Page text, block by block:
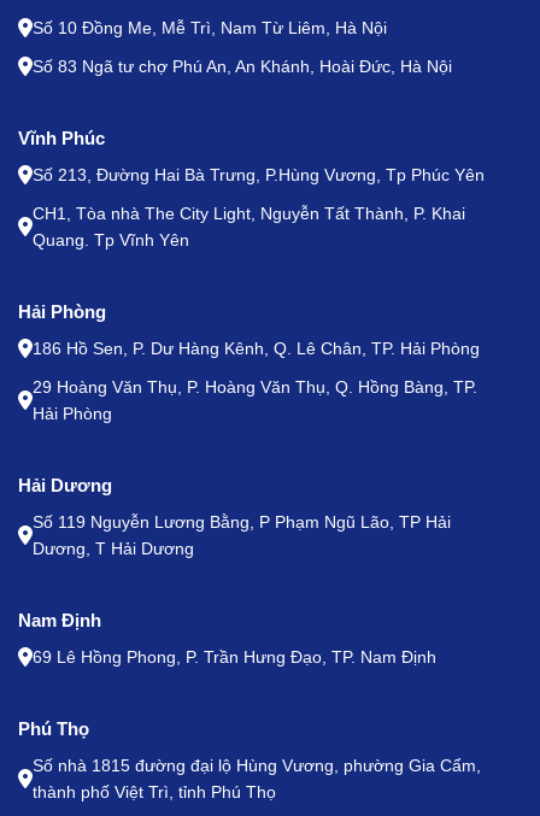
Số 10 Đồng Me, Mễ Trì, Nam Từ Liêm, Hà Nội
Số 83 Ngã tư chợ Phú An, An Khánh, Hoài Đức, Hà Nội
Vĩnh Phúc
Số 213, Đường Hai Bà Trưng, P.Hùng Vương, Tp Phúc Yên
CH1, Tòa nhà The City Light, Nguyễn Tất Thành, P. Khai
Quang. Tp Vĩnh Yên
Hải Phòng
186 Hồ Sen, P. Dư Hàng Kênh, Q. Lê Chân, TP. Hải Phòng
29 Hoàng Văn Thụ, P. Hoàng Văn Thụ, Q. Hồng Bàng, TP.
Hải Phòng
Hải Dương
Số 119 Nguyễn Lương Bằng, P Phạm Ngũ Lão, TP Hải
Dương, T Hải Dương
Nam Định
69 Lê Hồng Phong, P. Trần Hưng Đạo, TP. Nam Định
Phú Thọ
Số nhà 1815 đường đại lộ Hùng Vương, phường Gia Cẩm,
thành phố Việt Trì, tỉnh Phú Thọ